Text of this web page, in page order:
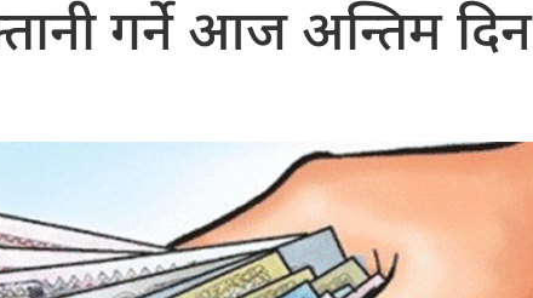
गर्ने आज अन्तिम दिन